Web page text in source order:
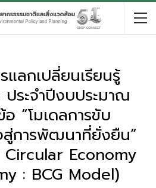
แลกเปลี่ยนเรียนรู้
ระจำปีงบประมาณ
“โมเดลการขับ
สู่การพัฒนาที่ยั่งยืน”
Economy
: BCG Model)